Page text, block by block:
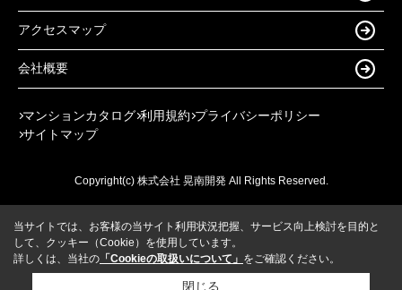
アクセスマップ
会社概要
マンションカタログ 利用規約 プライバシーポリシー
サイトマップ
Copyright(c) 株式会社 晃南開発 All Rights Reserved.
当サイトでは、お客様の当サイト利用状況把握、サービス向上検討を目的と
して、クッキー（Cookie）を使用しています。
詳しくは、当社の 「Cookieの取扱いについて」 をご確認ください。
閉じる